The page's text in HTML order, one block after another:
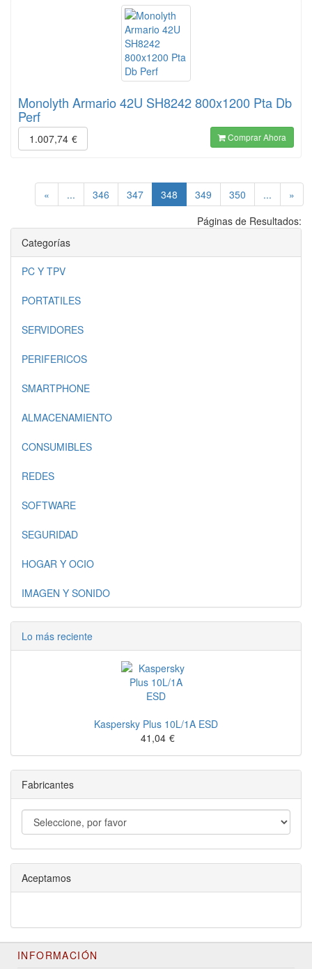
Monolyth Armario 42U SH8242 800x1200 Pta Db
Perf
1.007,74 € Comprar Ahora
« ... 346 347 348 (current)
349 350 ...
»
Páginas de Resultados:
Categorías
PC Y TPV
PORTATILES
SERVIDORES
PERIFERICOS
SMARTPHONE
ALMACENAMIENTO
CONSUMIBLES
REDES
SOFTWARE
SEGURIDAD
HOGAR Y OCIO
IMAGEN Y SONIDO
Lo más reciente
Kaspersky Plus 10L/1A ESD
41,04 €
Fabricantes
Aceptamos
INFORMACIÓN